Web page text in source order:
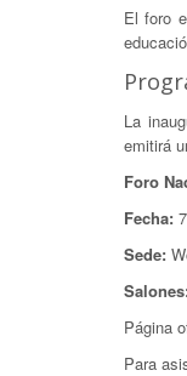
El foro
La
emitirá
Foro
Fecha:
Sede:
Página
Para